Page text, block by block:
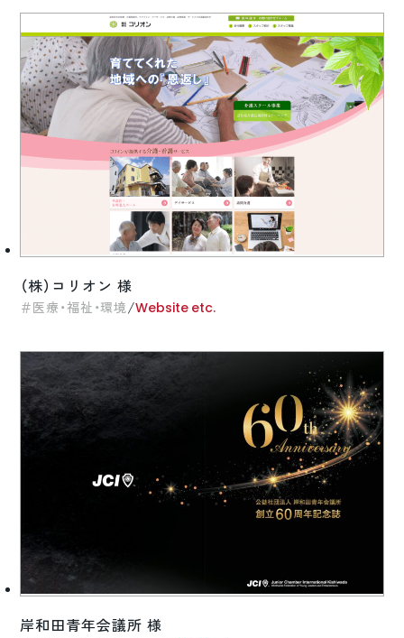
（株）コリオン 様
医療・福祉・環境 /Website etc.
岸和田青年会議所 様